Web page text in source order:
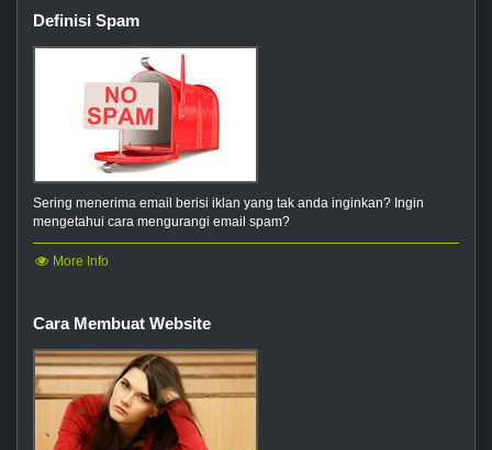
Definisi Spam
Sering menerima email berisi iklan yang tak anda inginkan? Ingin
mengetahui cara mengurangi email spam?
More Info
Cara Membuat Website